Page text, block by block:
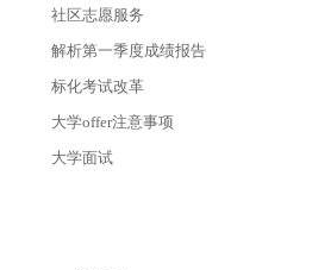
社区志愿服务
解析第一季度成绩报告
标化考试改革
大学offer注意事项
大学面试